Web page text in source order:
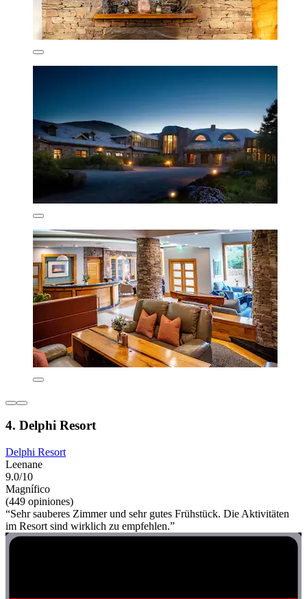
4. Delphi Resort
Delphi Resort
Leenane
9.0/10
Magnífico
(449 opiniones)
“Sehr sauberes Zimmer und sehr gutes Frühstück. Die Aktivitäten
im Resort sind wirklich zu empfehlen.”